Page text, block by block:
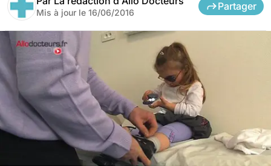
Mis à jour le 16/06/2016
Partager